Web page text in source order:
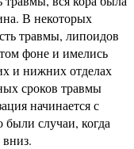
В некоторых
травмы, липоидов
фоне и имелись
и нижних отделах
сроков травмы
начинается с
случаи, когда